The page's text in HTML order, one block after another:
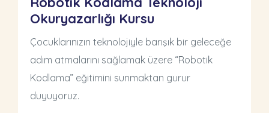
Okuryazarlığı Kursu
Çocuklarınızın teknolojiyle barışık bir geleceğe
adım atmalarını sağlamak üzere “Robotik
Kodlama” eğitimini sunmaktan gurur
duyuyoruz.